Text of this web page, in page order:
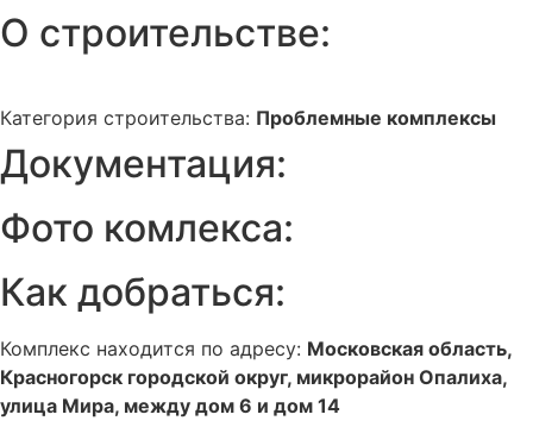
О строительстве:
Категория строительства: Проблемные комплексы
Документация:
Фото комлекса:
Как добраться:
Комплекс находится по адресу: Московская область,
Красногорск городской округ, микрорайон Опалиха,
улица Мира, между дом 6 и дом 14